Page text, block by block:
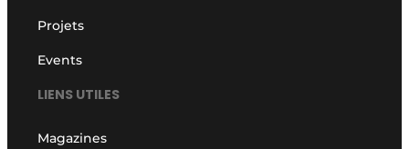
Projets
Events
LIENS UTILES
Magazines